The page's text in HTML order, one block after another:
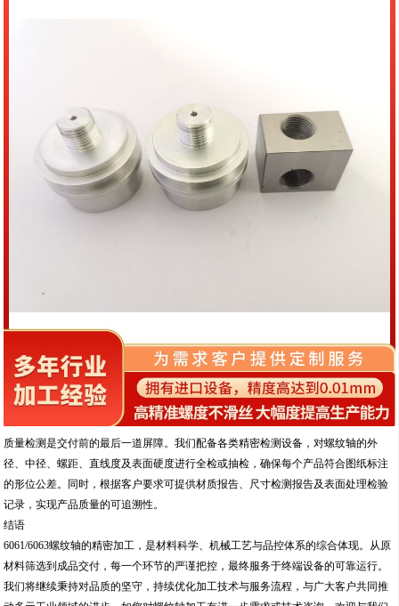
质量检测是交付前的最后一道屏障。我们配备各类精密检测设备，对螺纹轴的外
径、中径、螺距、直线度及表面硬度进行全检或抽检，确保每个产品符合图纸标注
的形位公差。同时，根据客户要求可提供材质报告、尺寸检测报告及表面处理检验
记录，实现产品质量的可追溯性。
结语
6061/6063螺纹轴的精密加工，是材料科学、机械工艺与品控体系的综合体现。从原
材料筛选到成品交付，每一个环节的严谨把控，最终服务于终端设备的可靠运行。
我们将继续秉持对品质的坚守，持续优化加工技术与服务流程，与广大客户共同推